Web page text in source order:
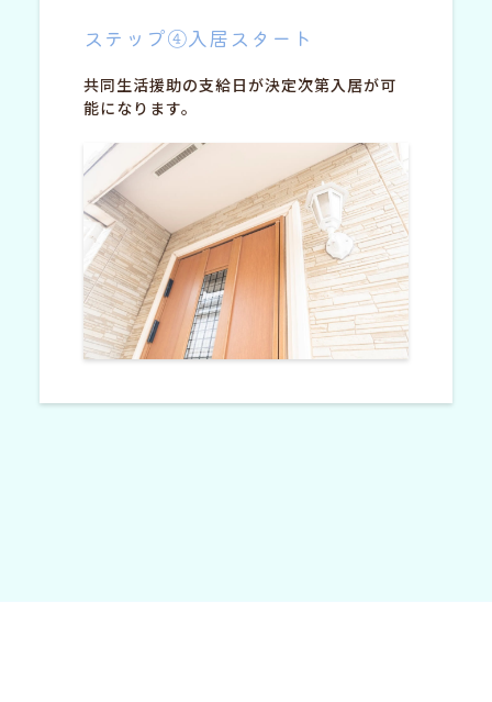
ステップ④入居スタート
共同生活援助の支給日が決定次第入居が可
能になります。